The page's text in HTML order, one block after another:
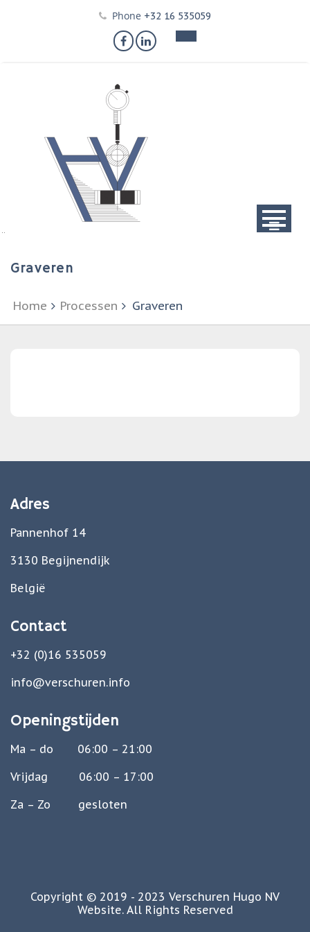
Phone +32 16 535059
Graveren
Home Processen Graveren
Adres
Pannenhof 14
3130 Begijnendijk
België
Contact
+32 (0)16 535059
info@verschuren.info
Openingstijden
Ma – do 06:00 – 21:00
Vrijdag 06:00 – 17:00
Za – Zo gesloten
Copyright © 2019 - 2023 Verschuren Hugo NV
Website. All Rights Reserved